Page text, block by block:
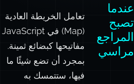
عندما
تصبح
المراجع
مراسي
تعامل الخريطة العادية
(Map) في JavaScript
مفاتيحها كبضائع ثمينة.
بمجرد أن تضع شيئًا ما
فيها، ستتمسك به